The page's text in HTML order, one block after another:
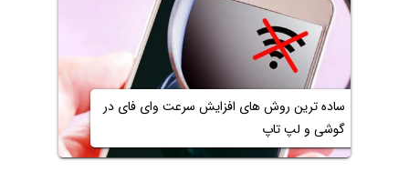
ساده ترین روش های افزایش سرعت وای فای در
گوشی و لپ تاپ